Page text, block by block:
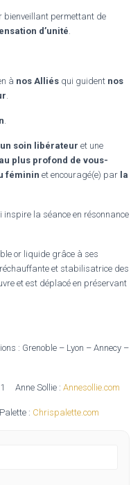
bienveillant permettant de
d’unité.
à nos Alliés qui guident nos
.
.
un soin libérateur et une
au plus profond de vous-
féminin et encouragé(e) par la
inspire la séance en résonnance
or liquide grâce à ses
et stabilisatrice des
et est déplacé en préservant
: Grenoble – Lyon – Annecy –
Anne Sollie : Annesollie.com
: Chrispalette.com